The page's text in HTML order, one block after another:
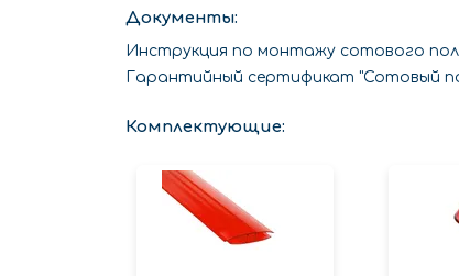
Документы:
Инструкция по монтажу сотового
Гарантийный сертификат "Сотовый
Комплектующие: